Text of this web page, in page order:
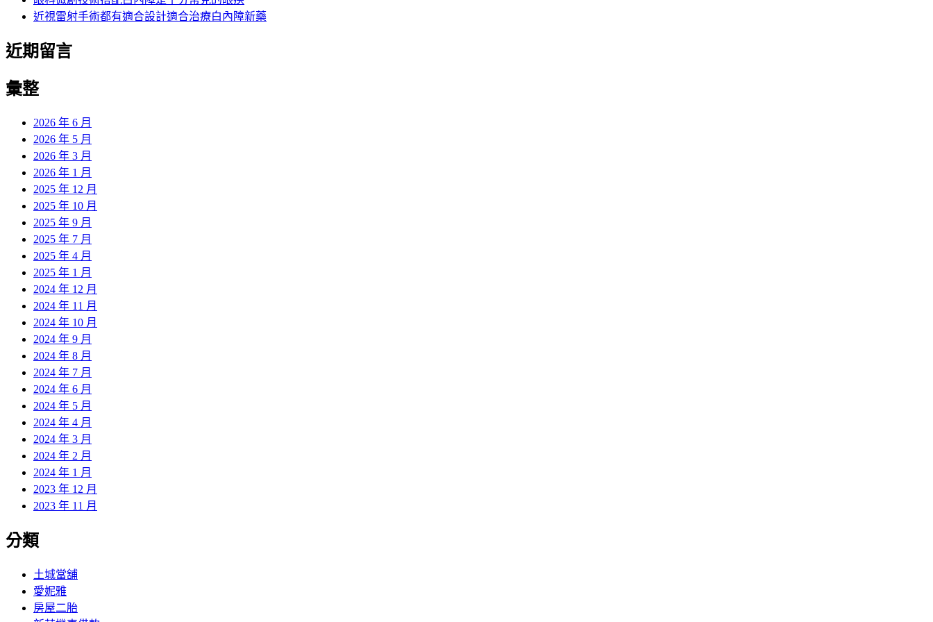
近視雷射手術都有適合設計適合治療白內障新藥
近期留言
彙整
2026 年 6 月
2026 年 5 月
2026 年 3 月
2026 年 1 月
2025 年 12 月
2025 年 10 月
2025 年 9 月
2025 年 7 月
2025 年 4 月
2025 年 1 月
2024 年 12 月
2024 年 11 月
2024 年 10 月
2024 年 9 月
2024 年 8 月
2024 年 7 月
2024 年 6 月
2024 年 5 月
2024 年 4 月
2024 年 3 月
2024 年 2 月
2024 年 1 月
2023 年 12 月
2023 年 11 月
分類
土城當舖
愛妮雅
房屋二胎